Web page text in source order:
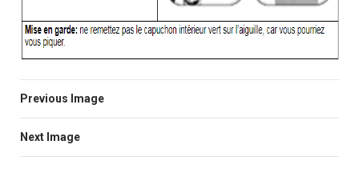
Previous Image
Next Image